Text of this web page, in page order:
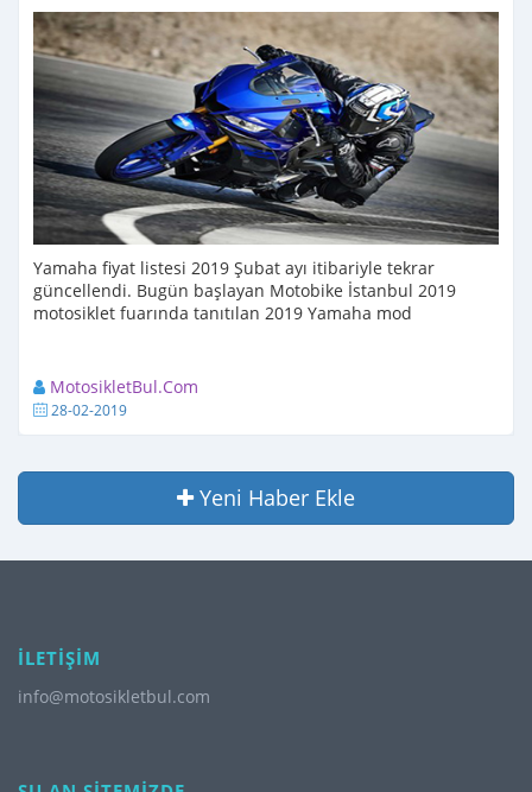
Yamaha fiyat listesi 2019 Şubat ayı itibariyle tekrar
güncellendi. Bugün başlayan Motobike İstanbul 2019
motosiklet fuarında tanıtılan 2019 Yamaha mod
MotosikletBul.Com
28-02-2019
Yeni Haber Ekle
İLETİŞİM
info@motosikletbul.com